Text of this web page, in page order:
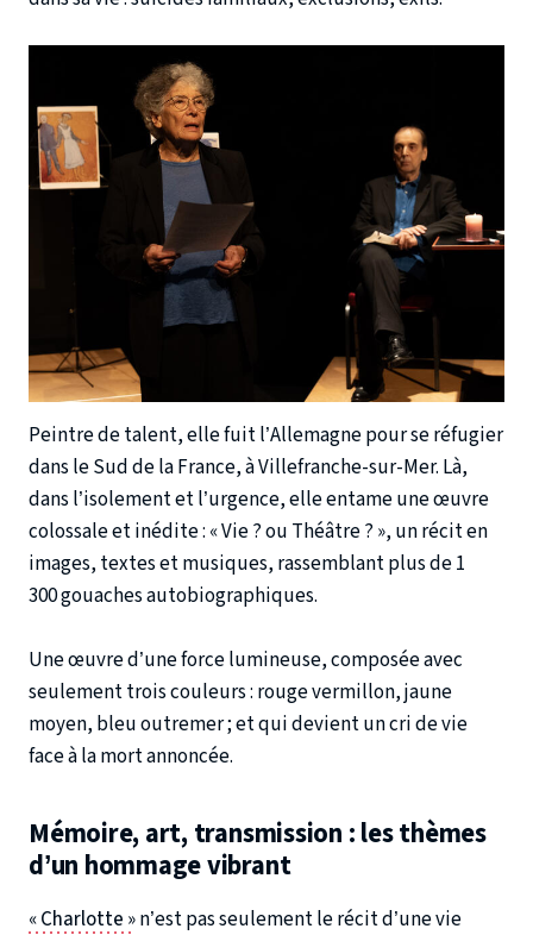
Peintre de talent, elle fuit l’Allemagne pour se réfugier
dans le Sud de la France, à Villefranche-sur-Mer. Là,
dans l’isolement et l’urgence, elle entame une œuvre
colossale et inédite : « Vie ? ou Théâtre ? », un récit en
images, textes et musiques, rassemblant plus de 1
300 gouaches autobiographiques.
Une œuvre d’une force lumineuse, composée avec
seulement trois couleurs : rouge vermillon, jaune
moyen, bleu outremer ; et qui devient un cri de vie
face à la mort annoncée.
Mémoire, art, transmission : les thèmes
d’un hommage vibrant
« Charlotte »n’est pas seulement le récit d’une vie